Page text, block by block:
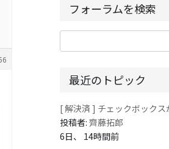
フォーラムを検索
最近のトピック
[ 解決済 ] チェックボック
投稿者:齊藤拓郎
6日、 14時間前